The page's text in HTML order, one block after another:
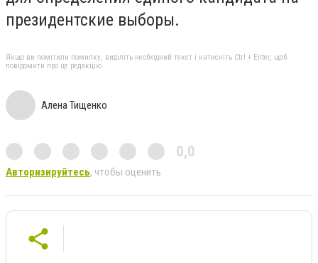
президентские выборы.
Якщо ви помітили помилку, виділіть необхідний текст і натисніть Ctrl + Enter, щоб
повідомити про це редакцію
Алена Тищенко
0,0
Авторизируйтесь, чтобы оценить